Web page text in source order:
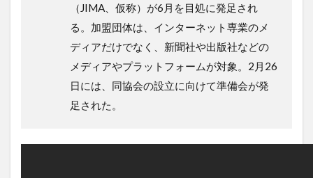
（JIMA、仮称）が6月を目処に発足され
る。加盟団体は、インターネット専業のメ
ディアだけでなく、新聞社や出版社などの
メディアやプラットフォームが対象。2月26
日には、同協会の設立に向けて準備会が発
足された。